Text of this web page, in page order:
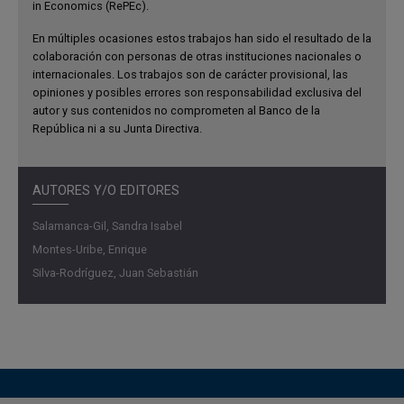
in Economics (RePEc).
En múltiples ocasiones estos trabajos han sido el resultado de la
colaboración con personas de otras instituciones nacionales o
internacionales. Los trabajos son de carácter provisional, las
opiniones y posibles errores son responsabilidad exclusiva del
autor y sus contenidos no comprometen al Banco de la
República ni a su Junta Directiva.
AUTORES Y/O EDITORES
Salamanca-Gil, Sandra Isabel
Montes-Uribe, Enrique
Silva-Rodríguez, Juan Sebastián
tenido el sector servicios y la mayor participación de las
exportaciones en la producción. Adicional, las
importaciones de servicios son utilizadas en la
producción tanto de bienes como de otros servicios, lo
cual ha permitido incorporar tecnologías más avanzadas,
conectar las firmas con las cadenas globales de valor.
La principal contribución de este estudio es describir la
evolución y dinámica del comercio exterior de servicios
en Colombia desde 1994 hasta 2024, considerando que